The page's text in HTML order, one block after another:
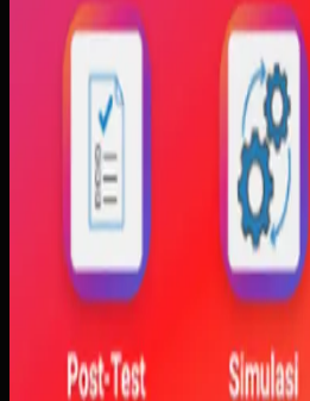
visualisasi gerak, dan grafik yang
variabel diubah. Dengan begitu,
hubungan antara teori dan
Baca studi kasus lengkap